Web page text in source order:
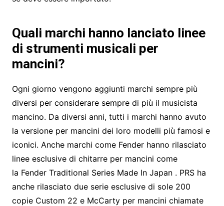
Quali marchi hanno lanciato linee
di strumenti musicali per
mancini?
Ogni giorno vengono aggiunti marchi sempre più
diversi per considerare sempre di più il musicista
mancino. Da diversi anni, tutti i marchi hanno avuto
la versione per mancini dei loro modelli più famosi e
iconici. Anche marchi come Fender hanno rilasciato
linee esclusive di chitarre per mancini come
la Fender Traditional Series Made In Japan . PRS ha
anche rilasciato due serie esclusive di sole 200
copie Custom 22 e McCarty per mancini chiamate